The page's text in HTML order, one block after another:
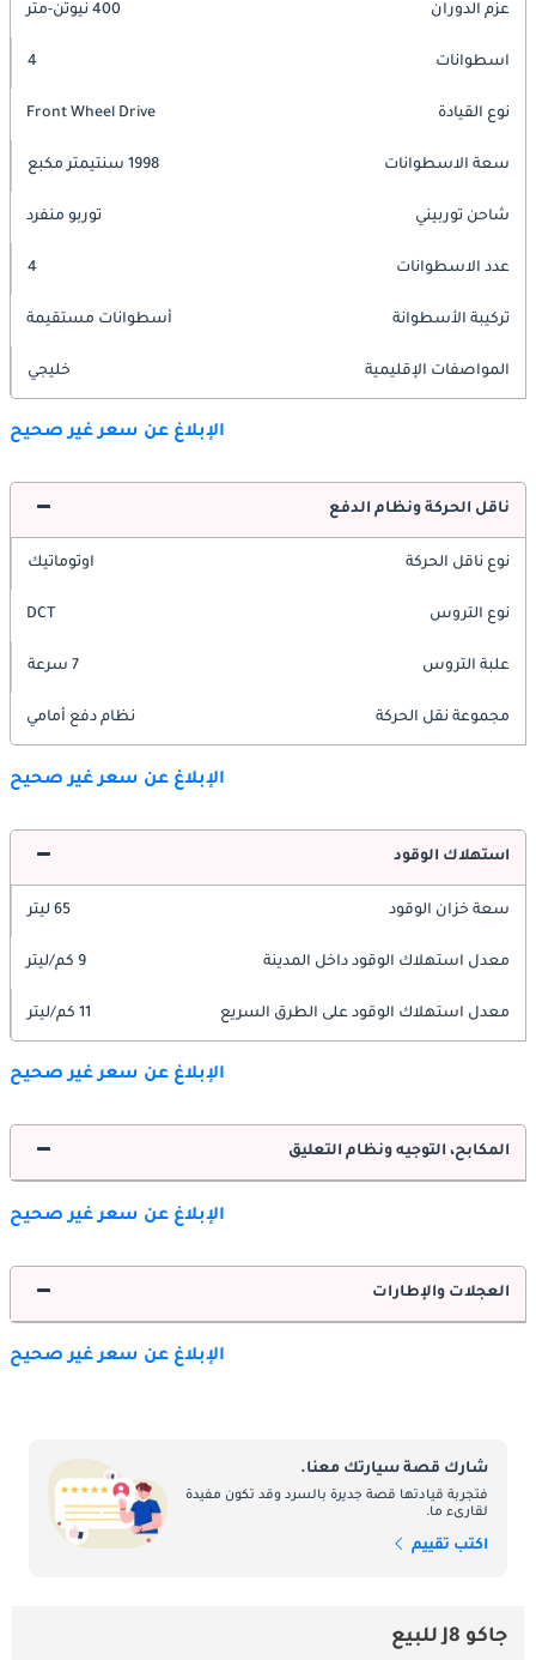
عزم الدوران 400 نيوتن-متر
اسطوانات 4
نوع القيادة Front Wheel Drive
سعة الاسطوانات 1998 سنتيمتر مكبع
شاحن توربيني توربو منفرد
عدد الاسطوانات 4
تركيبة الأسطوانة أسطوانات مستقيمة
المواصفات الإقليمية خليجي
الإبلاغ عن سعر غير صحيح
ناقل الحركة ونظام الدفع
نوع ناقل الحركة اوتوماتيك
نوع التروس DCT
علبة التروس 7 سرعة
مجموعة نقل الحركة نظام دفع أمامي
الإبلاغ عن سعر غير صحيح
استهلاك الوقود
سعة خزان الوقود 65 ليتر
معدل استهلاك الوقود داخل المدينة 9 كم/ليتر
معدل استهلاك الوقود على الطرق السريع 11 كم/ليتر
الإبلاغ عن سعر غير صحيح
المكابح، التوجيه ونظام التعليق
الإبلاغ عن سعر غير صحيح
العجلات والإطارات
الإبلاغ عن سعر غير صحيح
شارك قصة سيارتك معنا.
فتجربة قيادتها قصة جديرة بالسرد وقد تكون مفيدة
لقارىء ما.
اكتب تقييم
جاكو J8 للبيع